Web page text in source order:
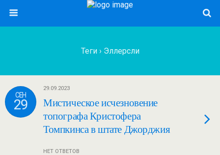
Теги › Эллерсли
СЕН
29
29.09.2023
Мистическое исчезновение
топографа Кристофера
Томпкинса в штате Джорджия
НЕТ ОТВЕТОВ